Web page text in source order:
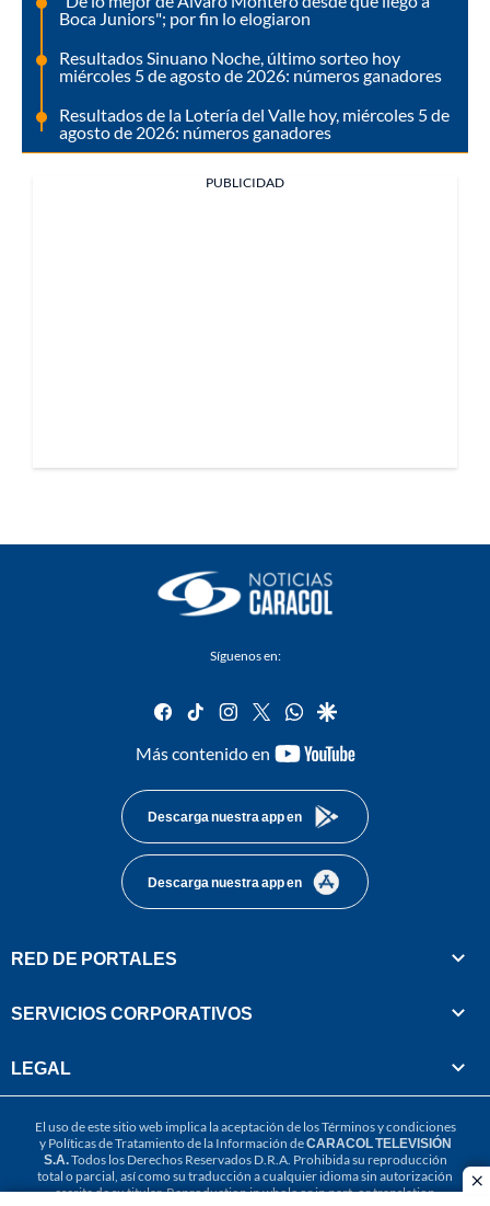
Boca Juniors"; por fin lo elogiaron
Resultados Sinuano Noche, último sorteo hoy
miércoles 5 de agosto de 2026: números ganadores
Resultados de la Lotería del Valle hoy, miércoles 5 de
agosto de 2026: números ganadores
PUBLICIDAD
Síguenos en:
facebook
tiktok instagram
twitterwhatsapp
google
Más contenido en
youtube-
Descarga nuestra app en
Descarga nuestra app en
RED DE PORTALES
SERVICIOS CORPORATIVOS
LEGAL
El uso de este sitio web implica la aceptación de losTérminos y condiciones
y Políticas de Tratamiento de la Información deCARACOL TELEVISIÓN
S.A.Todos los Derechos Reservados D.R.A. Prohibida su reproducción
total o parcial, así como su traducción a cualquier idioma sin autorización
escrita de su titular. Reproduction in whole or in part, or translation